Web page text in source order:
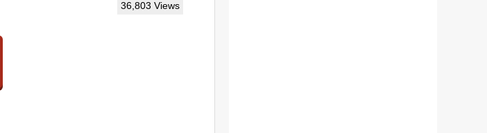
36,803 Views